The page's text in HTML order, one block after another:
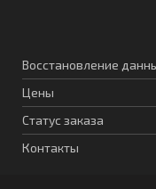
Восстановление
Цены
Статус заказа
Контакты